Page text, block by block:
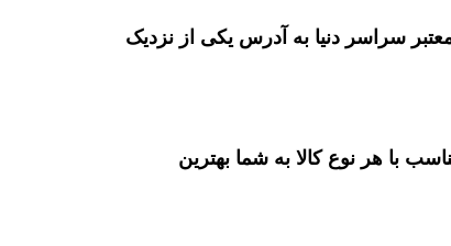
سراسر دنیا به آدرس یکی از نزدیک
با هر نوع کالا به شما بهترین